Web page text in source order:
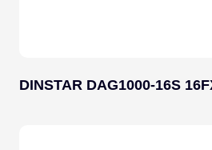
DINSTAR DAG1000-16S